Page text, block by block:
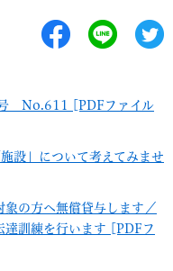
No.611 [PDFファイル
設」について考えてみませ
の方へ無償貸与します／
達訓練を行います [PDFフ